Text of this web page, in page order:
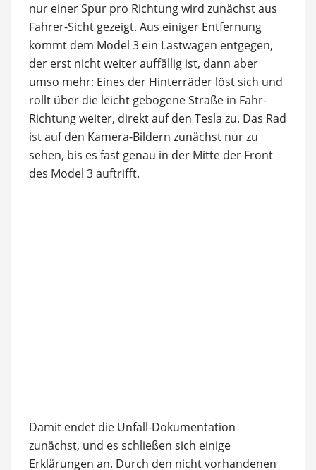
nur einer Spur pro Richtung wird zunächst aus
Fahrer-Sicht gezeigt. Aus einiger Entfernung
kommt dem Model 3 ein Lastwagen entgegen,
der erst nicht weiter auffällig ist, dann aber
umso mehr: Eines der Hinterräder löst sich und
rollt über die leicht gebogene Straße in Fahr-
Richtung weiter, direkt auf den Tesla zu. Das Rad
ist auf den Kamera-Bildern zunächst nur zu
sehen, bis es fast genau in der Mitte der Front
des Model 3 auftrifft.
Damit endet die Unfall-Dokumentation
zunächst, und es schließen sich einige
Erklärungen an. Durch den nicht vorhandenen